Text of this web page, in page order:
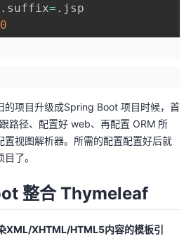
. suffix= . jsp
的项目升级成Spring Boot 项目时候，首
路径、配置好 web、再配置 ORM 所
置视图解析器。所需的配置配置好后就
了。
整合 Thymeleaf
XML/XHTML/HTML5内容的模板引